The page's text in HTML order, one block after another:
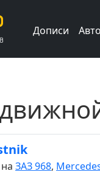
Дописи
ЗАЗ 968,